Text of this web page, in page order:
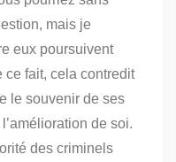
mais je
eux poursuivent
ce fait, cela contredit
le souvenir de ses
de soi.
des criminels